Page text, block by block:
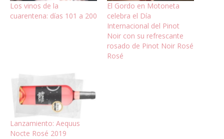
Los vinos de la
cuarentena: días 101 a 200
El Gordo en Motoneta
celebra el Día
Internacional del Pinot
Noir con su refrescante
rosado de Pinot Noir Rosé
Rosé
Lanzamiento: Aequus
Nocte Rosé 2019